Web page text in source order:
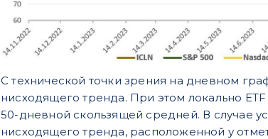
С технической точки зрения на дневном
нисходящего тренда. При этом локально
50-дневной скользящей средней. В случае
нисходящего тренда, расположенной у